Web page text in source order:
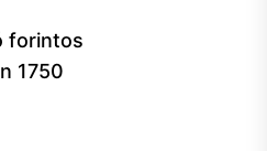
forintos
1750